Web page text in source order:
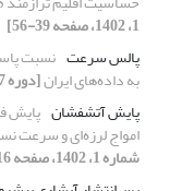
1، 1402، صفحه 39-56]
پالس سرعت
به داده‌های ایران[دوره 17، شماره 1، 1402، صفحه 21-38]
پایش آتشفشان پایش
امواج لرزه‌ای و سرعت
شماره 1، 1402، صفحه 216-229]